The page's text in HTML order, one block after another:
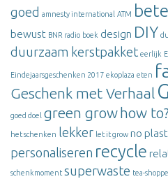
goed amnesty international ATM
bewust BNR radio boek design DIY
duurzaam kerstpakket eerlijk
Eindejaarsgeschenken 2017 ekoplaza eten
Geschenk met Verhaal
goed doel green grow how to?
het schenken lekker let it grow no
personaliseren recycle
schenkmoment superwaste tea-